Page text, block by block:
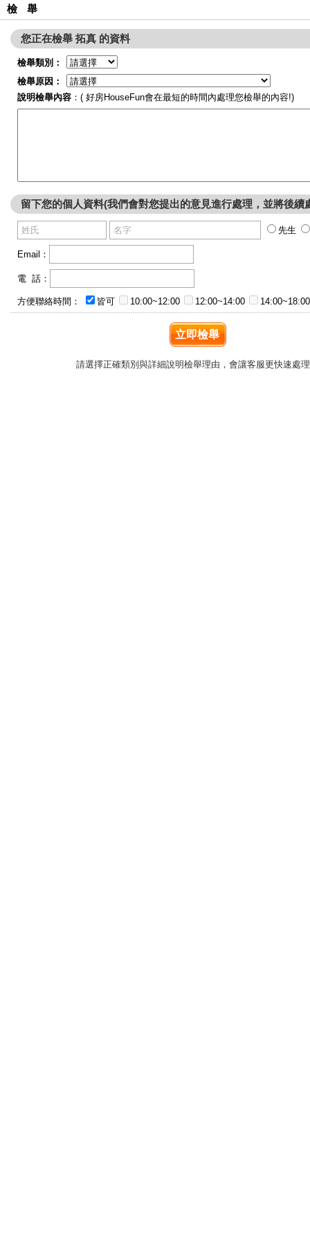
檢 舉
您正在檢舉 拓真 的資料
檢舉類別：
檢舉原因：
說明檢舉內容 ：( 好房HouseFun會在最短的時間內處理您檢舉的內容!)
留下您的個人資料(我們會對您提出的意見進行處理，並將後續
先生
Email：
電 話：
方便聯絡時間： 皆可 10:00~12:00 12:00~14:00 14:00~18:00
立即檢舉
請選擇正確類別與詳細說明檢舉理由，會讓客服更快速處